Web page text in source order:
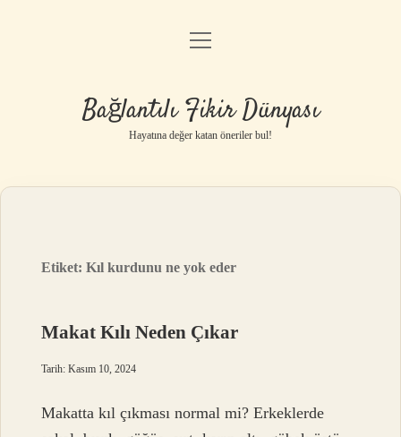
Anasayfa
Yasal Uyarı
menüyü
Bağlantılı Fikir Dünyası
Hayatına değer katan öneriler bul!
Etiket:Kıl kurdunu ne yok eder
Makat Kılı Neden Çıkar
Tarih: Kasım 10, 2024
Makatta kıl çıkması normal mi? Erkeklerde